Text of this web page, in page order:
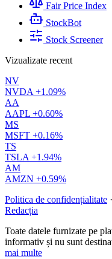
Fair Price Index
StockBot
Stock Screener
Vizualizate recent
NV
NVDA +1.09%
AA
AAPL +0.60%
MS
MSFT +0.16%
TS
TSLA +1.94%
AM
AMZN +0.59%
Politica de confidențialitate ·
Redacția
Toate datele furnizate pe
informativ și nu sunt
mai multe